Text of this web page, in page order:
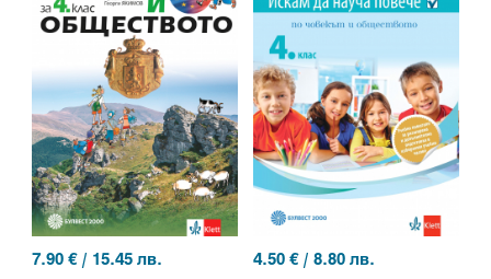
7.90 € / 15.45 лв. 4.50€ / 8.80 лв.